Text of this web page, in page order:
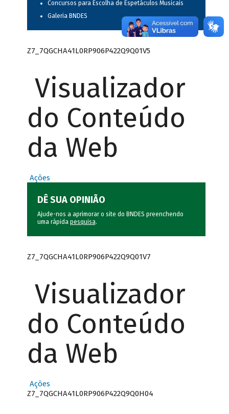
Concursos para Escolha de Espetáculos Musicais
Galeria BNDES
Z7_7QGCHA41L0RP906P422Q9Q01V5
Visualizador
do Conteúdo
da Web
Ações
DÊ SUA OPINIÃO
Ajude-nos a aprimorar o site do BNDES preenchendo
uma rápida pesquisa.
Z7_7QGCHA41L0RP906P422Q9Q01V7
Visualizador
do Conteúdo
da Web
Ações
Z7_7QGCHA41L0RP906P422Q9Q0H04